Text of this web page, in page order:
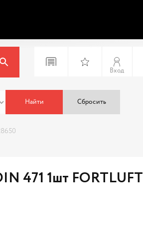
Вход
Найти Сбросить
471 1шт FORTLUFT